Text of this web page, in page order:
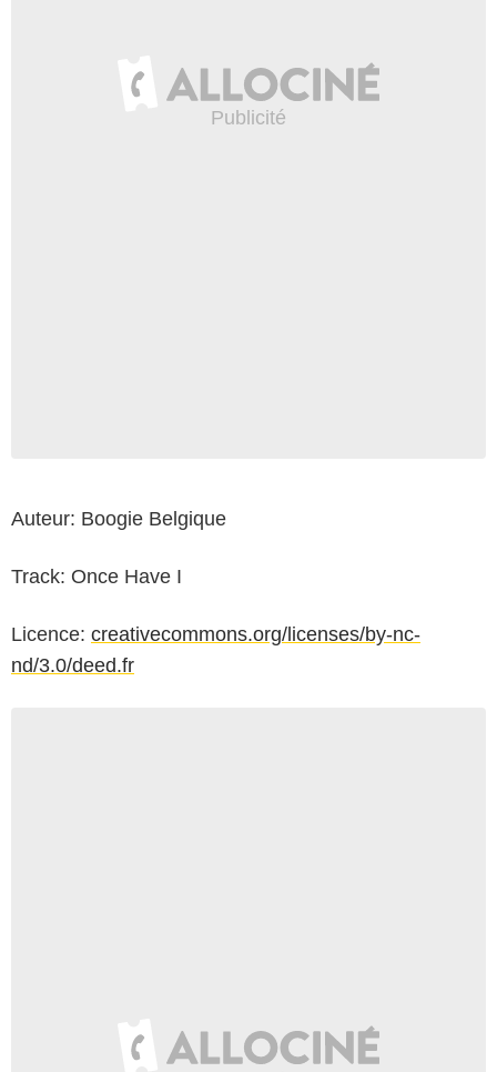
Auteur: Boogie Belgique
Track: Once Have I
Licence: creativecommons.org/licenses/by-nc-
nd/3.0/deed.fr